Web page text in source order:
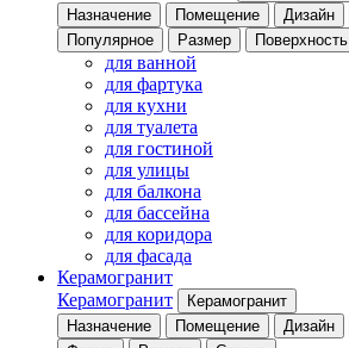
Назначение
Помещение Дизайн
Популярное
Размер Поверхность
для ванной
для фартука
для кухни
для туалета
для гостиной
для улицы
для балкона
для бассейна
для коридора
для фасада
Керамогранит
Керамогранит
Керамогранит
Назначение
Помещение Дизайн